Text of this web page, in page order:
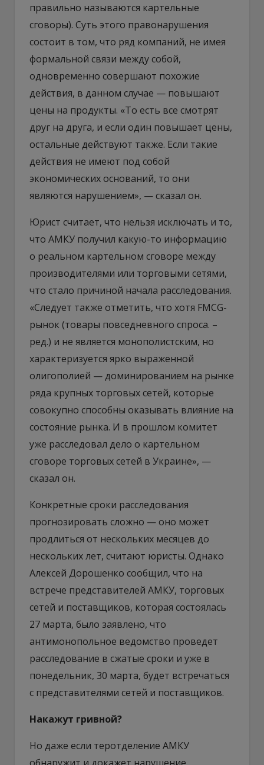
правильно называются картельные
сговоры). Суть этого правонарушения
состоит в том, что ряд компаний, не имея
формальной связи между собой,
одновременно совершают похожие
действия, в данном случае — повышают
цены на продукты. «То есть все смотрят
друг на друга, и если один повышает цены,
остальные действуют также. Если такие
действия не имеют под собой
экономических оснований, то они
являются нарушением», — сказал он.
Юрист считает, что нельзя исключать и то,
что АМКУ получил какую-то информацию
о реальном картельном сговоре между
производителями или торговыми сетями,
что стало причиной начала расследования.
«Следует также отметить, что хотя FMCG-
рынок (товары повседневного спроса. –
ред.) и не является монополистским, но
характеризуется ярко выраженной
олигополией — доминированием на рынке
ряда крупных торговых сетей, которые
совокупно способны оказывать влияние на
состояние рынка. И в прошлом комитет
уже расследовал дело о картельном
сговоре торговых сетей в Украине», —
сказал он.
Конкретные сроки расследования
прогнозировать сложно — оно может
продлиться от нескольких месяцев до
нескольких лет, считают юристы. Однако
Алексей Дорошенко сообщил, что на
встрече представителей АМКУ, торговых
сетей и поставщиков, которая состоялась
27 марта, было заявлено, что
антимонопольное ведомство проведет
расследование в сжатые сроки и уже в
понедельник, 30 марта, будет встречаться
с представителями сетей и поставщиков.
Накажут гривной?
Но даже если теротделение АМКУ
обнаружит и докажет нарушение